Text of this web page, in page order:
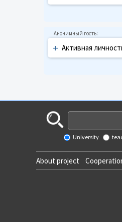
+ Активная
University
About project